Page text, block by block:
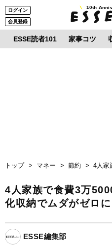
ログイン
会員登録
10th
ESSE読者101 家事コツ
トップ マネー 節約 4人家
4人家族で食費3万
化収納でムダがゼロに
ESSE編集部